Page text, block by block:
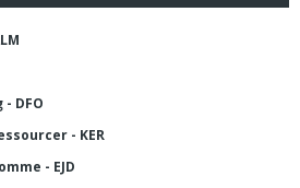
DFO
- KER
- EJD